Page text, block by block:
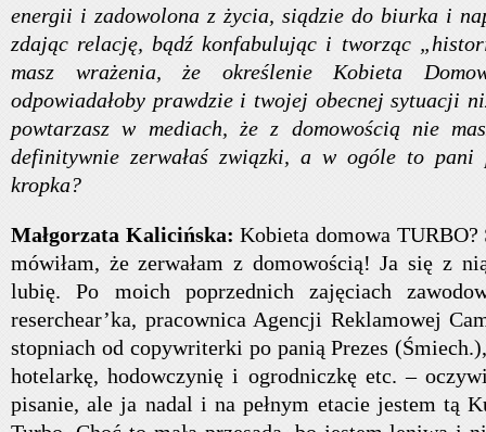
energii i zadowolona z życia, siądzie do biurka i
zdając relację, bądź konfabulując i tworząc
masz wrażenia, że określenie Kobieta
odpowiadałoby prawdzie i twojej obecnej sytuacji
powtarzasz w mediach, że z domowością nie
definitywnie zerwałaś związki, a w ogóle to
kropka?
Małgorzata Kalicińska: Kobieta domowa
mówiłam, że zerwałam z domowością! Ja się z
lubię. Po moich poprzednich zajęciach
reserchear’ka, pracownica Agencji Reklamowej
stopniach od copywriterki po panią Prezes
hotelarkę, hodowczynię i ogrodniczkę etc. –
pisanie, ale ja nadal i na pełnym etacie jestem tą